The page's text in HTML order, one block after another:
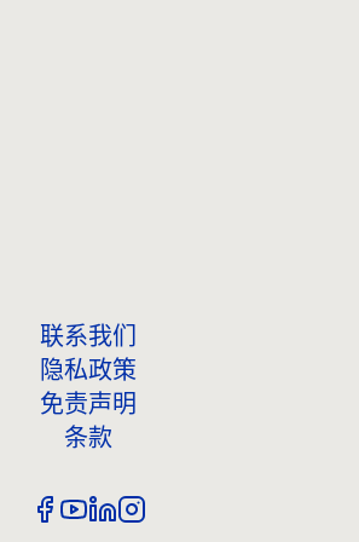
联系我们
隐私政策
免责声明
条款